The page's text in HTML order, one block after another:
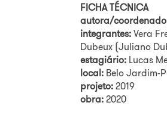
FICHA TÉCNICA
autora/
integrantes:Vera
Dubeux (Juliano
estagiário: Lucas
local: Belo Jardim-
projeto:2019
obra:2020